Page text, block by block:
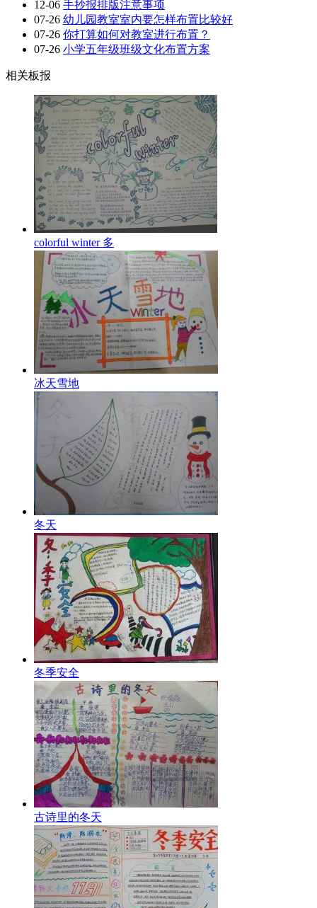
12-06 手抄报排版注意事项
07-26 幼儿园教室室内要怎样布置比较好
07-26 你打算如何对教室进行布置？
07-26 小学五年级班级文化布置方案
相关板报
colorful winter 多
冰天雪地
冬天
冬季安全
古诗里的冬天